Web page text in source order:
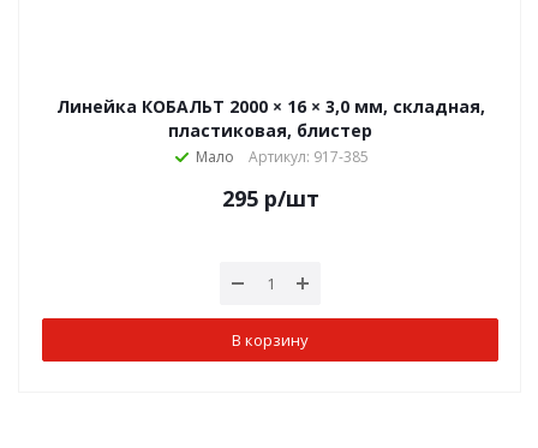
Линейка КОБАЛЬТ 2000 × 16 × 3,0 мм, складная,
пластиковая, блистер
Мало Артикул: 917-385
295р/шт
В корзину